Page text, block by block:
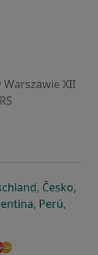
XII
nowej karcie
się w nowej
otwiera się
, Česko,
karcie
nowej karcie
się w nowej
otwiera się
, Perú,